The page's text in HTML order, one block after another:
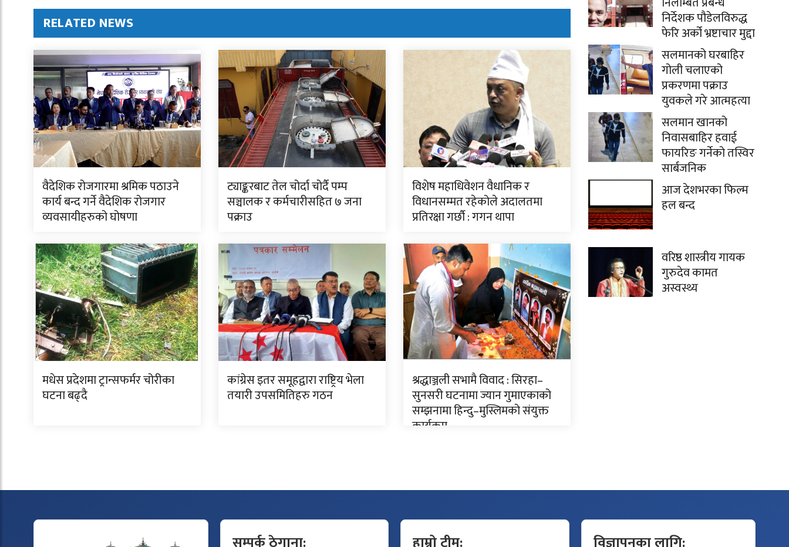
RELATED NEWS
वैदेशिक रोजगारमा श्रमिक पठाउने
कार्य बन्द गर्ने वैदेशिक रोजगार
व्यवसायीहरुको घोषणा
ट्याङ्करबाट तेल चोर्दा चोर्दै पम्प
सञ्चालक र कर्मचारीसहित ७ जना
पक्राउ
विशेष महाधिवेशन वैधानिक र
विधानसम्मत रहेकोले अदालतमा
प्रतिरक्षा गर्छौ : गगन थापा
मधेस प्रदेशमा ट्रान्सफर्मर चोरीका
घटना बढ्दै
कांग्रेस इतर समूहद्वारा राष्ट्रिय भेला
तयारी उपसमितिहरु गठन
श्रद्धाञ्जली सभामै विवाद : सिरहा–
सुनसरी घटनामा ज्यान गुमाएकाको
सम्झनामा हिन्दु–मुस्लिमको संयुक्त
कार्यक्रम
निर्देशक पौडेलविरुद्ध
फेरि अर्को भ्रष्टाचार मुद्दा
सलमानको घरबाहिर
गोली चलाएको
प्रकरणमा पक्राउ
युवकले गरे आत्महत्या
सलमान खानको
निवासबाहिर हवाई
फायरिङ गर्नेको तस्विर
सार्बजनिक
आज देशभरका फिल्म
हल बन्द
वरिष्ठ शास्त्रीय गायक
गुरुदेव कामत
अस्वस्थ्य